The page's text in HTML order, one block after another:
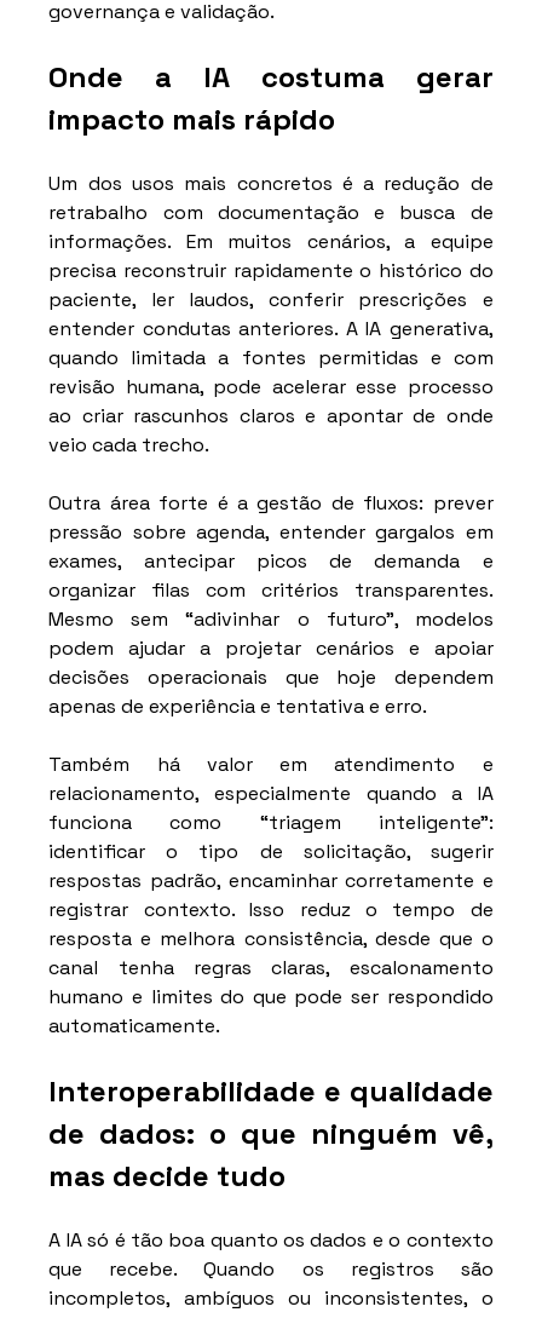
governança e validação.
Onde a IA costuma gerar
impacto mais rápido
Um dos usos mais concretos é a redução de
retrabalho com documentação e busca de
informações. Em muitos cenários, a equipe
precisa reconstruir rapidamente o histórico do
paciente, ler laudos, conferir prescrições e
entender condutas anteriores. A IA generativa,
quando limitada a fontes permitidas e com
revisão humana, pode acelerar esse processo
ao criar rascunhos claros e apontar de onde
veio cada trecho.
Outra área forte é a gestão de fluxos: prever
pressão sobre agenda, entender gargalos em
exames, antecipar picos de demanda e
organizar filas com critérios transparentes.
Mesmo sem “adivinhar o futuro”, modelos
podem ajudar a projetar cenários e apoiar
decisões operacionais que hoje dependem
apenas de experiência e tentativa e erro.
Também há valor em atendimento e
relacionamento, especialmente quando a IA
funciona como “triagem inteligente”:
identificar o tipo de solicitação, sugerir
respostas padrão, encaminhar corretamente e
registrar contexto. Isso reduz o tempo de
resposta e melhora consistência, desde que o
canal tenha regras claras, escalonamento
humano e limites do que pode ser respondido
automaticamente.
Interoperabilidade e qualidade
de dados: o que ninguém vê,
mas decide tudo
A IA só é tão boa quanto os dados e o contexto
que recebe. Quando os registros são
incompletos, ambíguos ou inconsistentes, o